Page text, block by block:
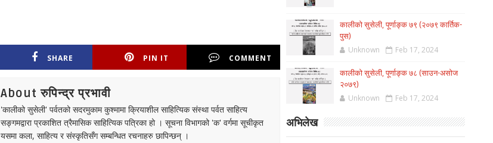
SHARE PIN IT COMMENT
About रुपिन्द्र प्रभावी
'कालीको सुसेली' पर्वतको सदरमुकाम कुश्मामा क्रियाशील साहित्यिक संस्था पर्वत साहित्य
सङ्गमद्वारा प्रकाशित त्रैमासिक साहित्यिक पत्रिका हो । सूचना विभागको 'क' वर्गमा सूचीकृत
यसमा कला, साहित्य र संस्कृतिसँग सम्बन्धित रचनाहरु छापिन्छन् ।
कालीको सुसेली, पूर्णाङ्क ७९ (२०७९ कार्तिक-
पुस)
Unknown Feb 17, 2024
कालीको सुसेली, पूर्णाङ्क ७८ (साउन-असोज
२०७९)
Unknown Feb 17, 2024
अभिलेख